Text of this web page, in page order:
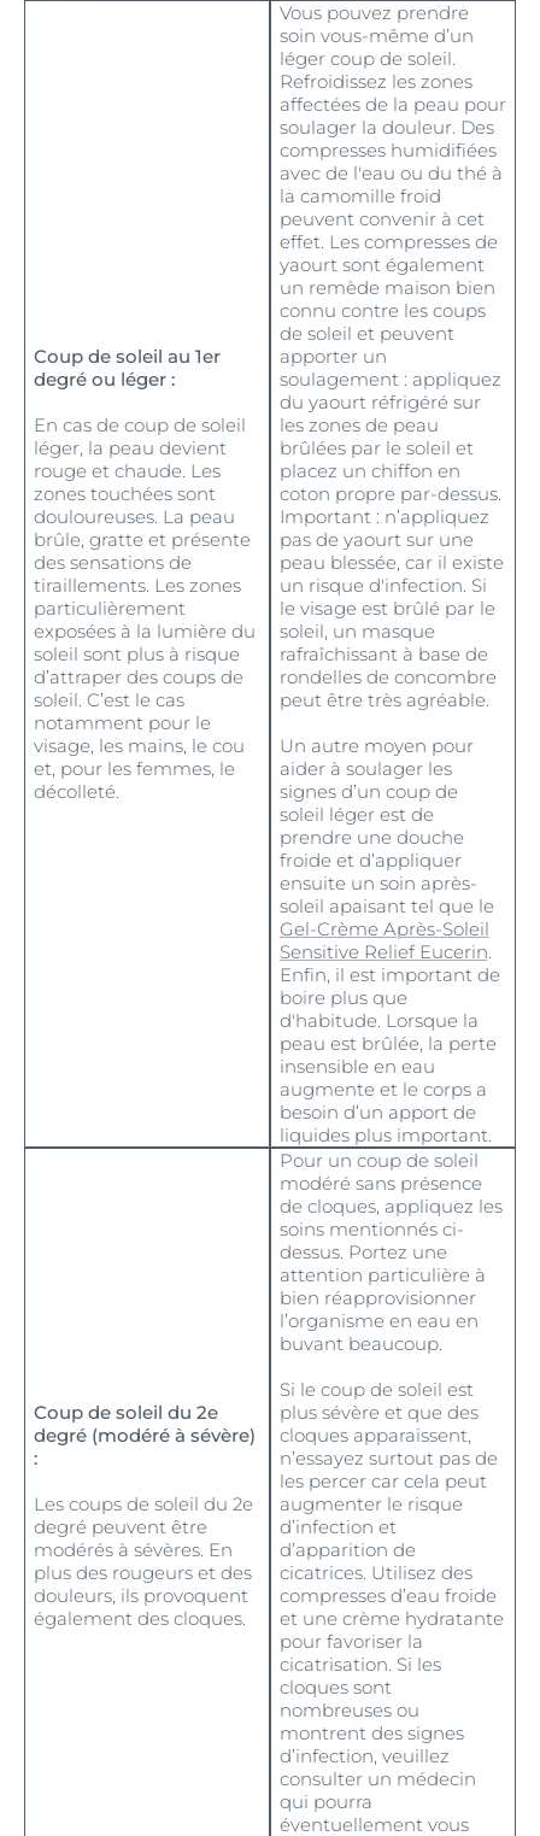
Coup de soleil au 1er
degré ou léger :
En cas de coup de soleil
léger, la peau devient
rouge et chaude. Les
zones touchées sont
douloureuses. La peau
brûle, gratte et présente
des sensations de
tiraillements. Les zones
particulièrement
exposées à la lumière du
soleil sont plus à risque
d’attraper des coups de
soleil. C’est le cas
notamment pour le
visage, les mains, le cou
et, pour les femmes, le
décolleté.
Vous pouvez prendre
soin vous-même d’un
léger coup de soleil.
Refroidissez les zones
affectées de la peau pour
soulager la douleur. Des
compresses humidifiées
avec de l'eau ou du thé à
la camomille froid
peuvent convenir à cet
effet. Les compresses de
yaourt sont également
un remède maison bien
connu contre les coups
de soleil et peuvent
apporter un
soulagement : appliquez
du yaourt réfrigéré sur
les zones de peau
brûlées par le soleil et
placez un chiffon en
coton propre par-dessus.
Important : n’appliquez
pas de yaourt sur une
peau blessée, car il existe
un risque d'infection. Si
le visage est brûlé par le
soleil, un masque
rafraîchissant à base de
rondelles de concombre
peut être très agréable.
Un autre moyen pour
aider à soulager les
signes d’un coup de
soleil léger est de
prendre une douche
froide et d’appliquer
ensuite un soin après-
soleil apaisant tel que le
Gel-Crème Après-Soleil
Sensitive Relief Eucerin.
Enfin, il est important de
boire plus que
d'habitude. Lorsque la
peau est brûlée, la perte
insensible en eau
augmente et le corps a
besoin d’un apport de
liquides plus important.
Coup de soleil du 2e
degré (modéré à sévère)
:
Les coups de soleil du 2e
degré peuvent être
modérés à sévères. En
plus des rougeurs et des
douleurs, ils provoquent
également des cloques.
Pour un coup de soleil
modéré sans présence
de cloques, appliquez les
soins mentionnés ci-
dessus. Portez une
attention particulière à
bien réapprovisionner
l’organisme en eau en
buvant beaucoup.
Si le coup de soleil est
plus sévère et que des
cloques apparaissent,
n’essayez surtout pas de
les percer car cela peut
augmenter le risque
d’infection et
d’apparition de
cicatrices. Utilisez des
compresses d’eau froide
et une crème hydratante
pour favoriser la
cicatrisation. Si les
cloques sont
nombreuses ou
montrent des signes
d’infection, veuillez
consulter un médecin
qui pourra
éventuellement vous